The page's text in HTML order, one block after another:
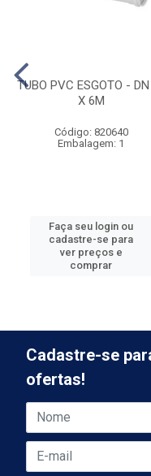
TUBO PVC ESGOTO -
X 6M
Código: 820640
Embalagem: 1
Faça seu login ou
cadastre-se para
ver preços e
comprar
Cadastre-se
ofertas!